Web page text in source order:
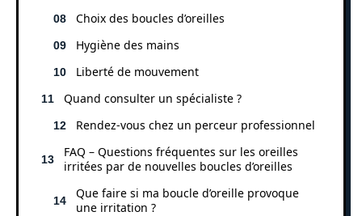
Choix des boucles d’oreilles
Hygiène des mains
Liberté de mouvement
Quand consulter un spécialiste ?
Rendez-vous chez un perceur professionnel
FAQ – Questions fréquentes sur les oreilles
irritées par de nouvelles boucles d’oreilles
Que faire si ma boucle d’oreille provoque
une irritation ?